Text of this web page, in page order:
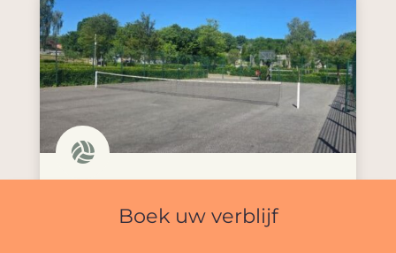

Vrije tijd
Boek uw verblijf